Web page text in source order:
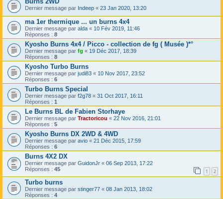
Dernier message par Indeep « 23 Jan 2020, 13:20
ma 1er thermique ... un burns 4x4
Dernier message par alda « 10 Fév 2019, 11:46
Réponses : 8
Kyosho Burns 4x4 / Picco - collection de fg ( Musée )*°
Dernier message par fg « 19 Déc 2017, 18:39
Réponses : 8
Kyosho Turbo Burns
Dernier message par judi83 « 10 Nov 2017, 23:52
Réponses : 6
Turbo Burns Special
Dernier message par f2g78 « 31 Oct 2017, 16:11
Réponses : 1
Le Burns BL de Fabien Storhaye
Dernier message par Tractoricou « 22 Nov 2016, 21:01
Réponses : 5
Kyosho Burns DX 2WD & 4WD
Dernier message par avio « 21 Déc 2015, 17:59
Réponses : 6
Burns 4X2 DX
Dernier message par GuidonJr « 06 Sep 2013, 17:22
Réponses : 45 1 2
Turbo burns
Dernier message par stinger77 « 08 Jan 2013, 18:02
Réponses : 4